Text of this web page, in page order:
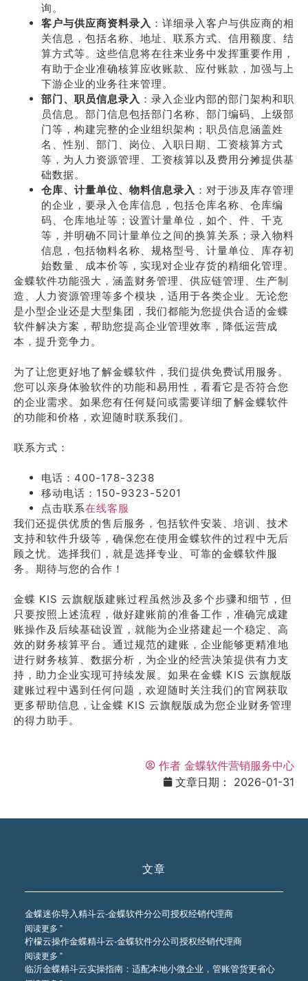
询。
客户与供应商资料录入 ：详细录入客户与供应商的相
关信息，包括名称、地址、联系方式、信用额度、结
算方式等。这些信息将在往来业务中发挥重要作用，
有助于企业准确核算应收账款、应付账款，加强与上
下游企业的业务往来管理。
部门、职员信息录入 ：录入企业内部的部门架构和职
员信息。部门信息包括部门名称、部门编码、上级部
门等，构建完整的企业组织架构；职员信息涵盖姓
名、性别、部门、岗位、入职日期、工资核算方式
等，为人力资源管理、工资核算以及费用分摊提供基
础数据。
仓库、计量单位、物料信息录入 ：对于涉及库存管理
的企业，要录入仓库信息，包括仓库名称、仓库编
码、仓库地址等；设置计量单位，如个、件、千克
等，并明确不同计量单位之间的换算关系；录入物料
信息，包括物料名称、规格型号、计量单位、库存初
始数量、成本价等，实现对企业存货的精细化管理。
金蝶软件功能强大，涵盖财务管理、供应链管理、生产制
造、人力资源管理等多个模块，适用于各类企业。无论您
是小型企业还是大型集团，我们都能为您提供合适的金蝶
软件解决方案，帮助您提高企业管理效率，降低运营成
本，提升竞争力。
为了让您更好地了解金蝶软件，我们提供免费试用服务。
您可以亲身体验软件的功能和易用性，看看它是否符合您
的企业需求。如果您有任何疑问或需要详细了解金蝶软件
的功能和价格，欢迎随时联系我们。
联系方式：
电话：400-178-3238
移动电话：150-9323-5201
点击联系在线客服
我们还提供优质的售后服务，包括软件安装、培训、技术
支持和软件升级等，确保您在使用金蝶软件的过程中无后
顾之忧。选择我们，就是选择专业、可靠的金蝶软件服
务。期待与您的合作！
金蝶 KIS 云旗舰版建账过程虽然涉及多个步骤和细节，但
只要按照上述流程，做好建账前的准备工作，准确完成建
账操作及后续基础设置，就能为企业搭建起一个稳定、高
效的财务核算平台。通过规范的建账，企业能够更精准地
进行财务核算、数据分析，为企业的经营决策提供有力支
持，助力企业实现可持续发展。如果在金蝶 KIS 云旗舰版
建账过程中遇到任何问题，欢迎随时关注我们的官网获取
更多帮助信息，让金蝶 KIS 云旗舰版成为您企业财务管理
的得力助手。
作者 金蝶软件营销服务中心
文章日期：
2026-01-31
文章
金蝶迷你导入精斗云-金蝶软件分公司授权经销代理商
阅读更多 ”
柠檬云操作金蝶精斗云-金蝶软件分公司授权经销代理商
阅读更多 ”
临沂金蝶精斗云实操指南：适配本地小微企业，管账管货更省心